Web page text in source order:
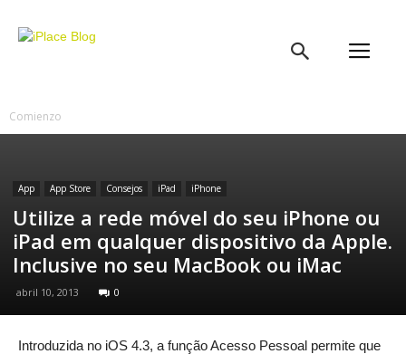
Comienzo
App App Store Consejos iPad iPhone
Utilize a rede móvel do seu iPhone ou
iPad em qualquer dispositivo da Apple.
Inclusive no seu MacBook ou iMac
abril 10, 2013 0
Introduzida no iOS 4.3, a função Acesso Pessoal permite que